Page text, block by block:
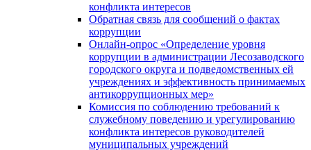
конфликта интересов
Обратная связь для сообщений о фактах
коррупции
Онлайн-опрос «Определение уровня
коррупции в администрации Лесозаводского
городского округа и подведомственных ей
учреждениях и эффективность принимаемых
антикоррупционных мер»
Комиссия по соблюдению требований к
служебному поведению и урегулированию
конфликта интересов руководителей
муниципальных учреждений